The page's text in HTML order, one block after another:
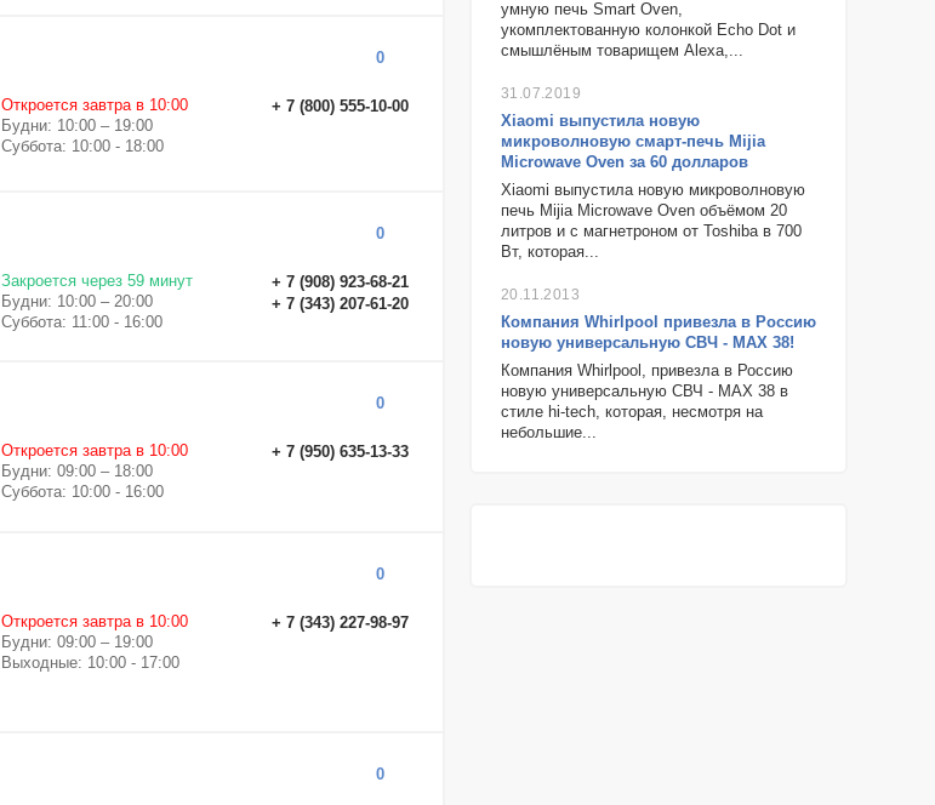
умную печь Smart Oven,
укомплектованную колонкой Echo Dot и
смышлёным товарищем Alexa,...
31.07.2019
​Xiaomi​ выпустила новую
микроволновую смарт-печь Mijia​
Microwave Oven​ за 60 долларов
Xiaomi выпустила новую микроволновую
печь Mijia Microwave Oven объёмом 20
литров и с магнетроном от Toshiba в 700
Вт, которая...
20.11.2013
Компания Whirlpool привезла в Россию
новую универсальную СВЧ - MAX 38!
Компания Whirlpool, привезла в Россию
новую универсальную СВЧ - MAX 38 в
стиле hi-tech, которая, несмотря на
небольшие...
0
+ 7 (800) 555-10-00
Откроется завтра в 10:00
Будни: 10:00 – 19:00
Суббота: 10:00 - 18:00
0
+ 7 (908) 923-68-21
+ 7 (343) 207-61-20
Закроется через 59 минут
Будни: 10:00 – 20:00
Суббота: 11:00 - 16:00
0
+ 7 (950) 635-13-33
Откроется завтра в 10:00
Будни: 09:00 – 18:00
Суббота: 10:00 - 16:00
0
+ 7 (343) 227-98-97
Откроется завтра в 10:00
Будни: 09:00 – 19:00
Выходные: 10:00 - 17:00
0